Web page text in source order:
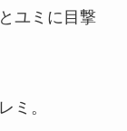
ユミに目撃
ミ。